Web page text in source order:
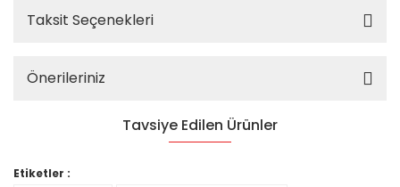
Taksit Seçenekleri
Önerileriniz
Tavsiye Edilen Ürünler
Etiketler :